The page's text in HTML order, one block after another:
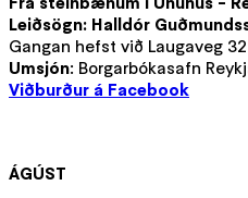
Leiðsögn: Halldór
Gangan hefst við Laugaveg 32
Umsjón: Borgarbókasafn
Viðburður á Facebook
ÁGÚST